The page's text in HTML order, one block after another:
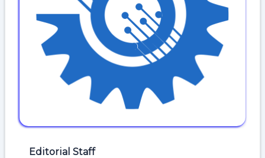
Editorial Staff